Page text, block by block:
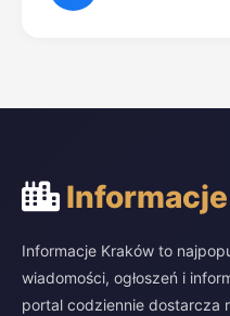
Informacje Kraków to
wiadomości, ogłoszeń i
portal codziennie dostarcza